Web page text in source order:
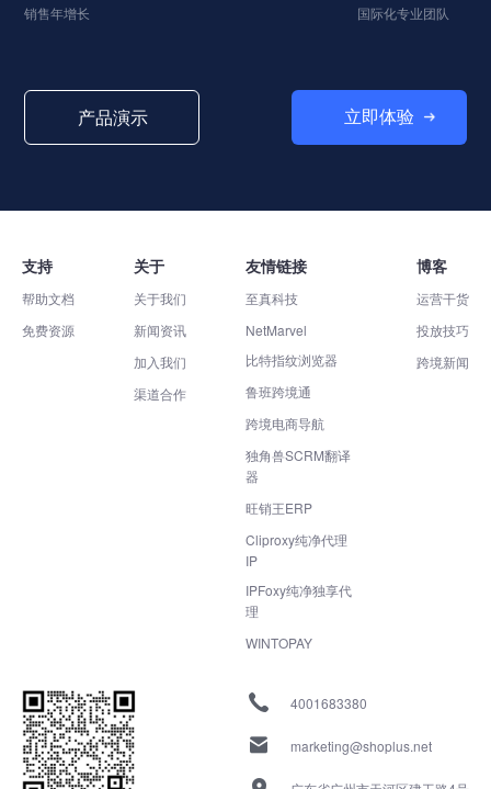
销售年增长 国际化专业团队
产品演示 立即体验
支持
帮助文档
免费资源
关于
关于我们
新闻资讯
加入我们
渠道合作
友情链接
至真科技
NetMarvel
比特指纹浏览器
鲁班跨境通
跨境电商导航
独角兽SCRM翻译
器
旺销王ERP
Cliproxy纯净代理
IP
IPFoxy纯净独享代
理
WINTOPAY
博客
运营干货
投放技巧
跨境新闻
4001683380
marketing@shoplus.net